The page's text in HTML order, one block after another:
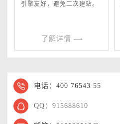
引擎友好，避免二次建站。
了解详情
电话：400 76543 55
QQ：915688610